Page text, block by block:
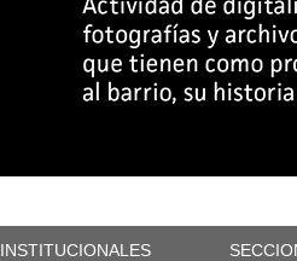
INSTITUCIONALES